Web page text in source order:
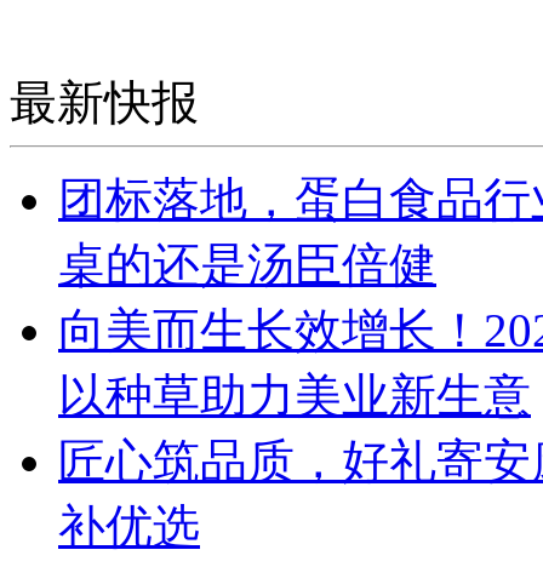
最新快报
团标落地，蛋白食品
桌的还是汤臣倍健
向美而生长效增长！
以种草助力美业新生意
匠心筑品质，好礼寄
补优选